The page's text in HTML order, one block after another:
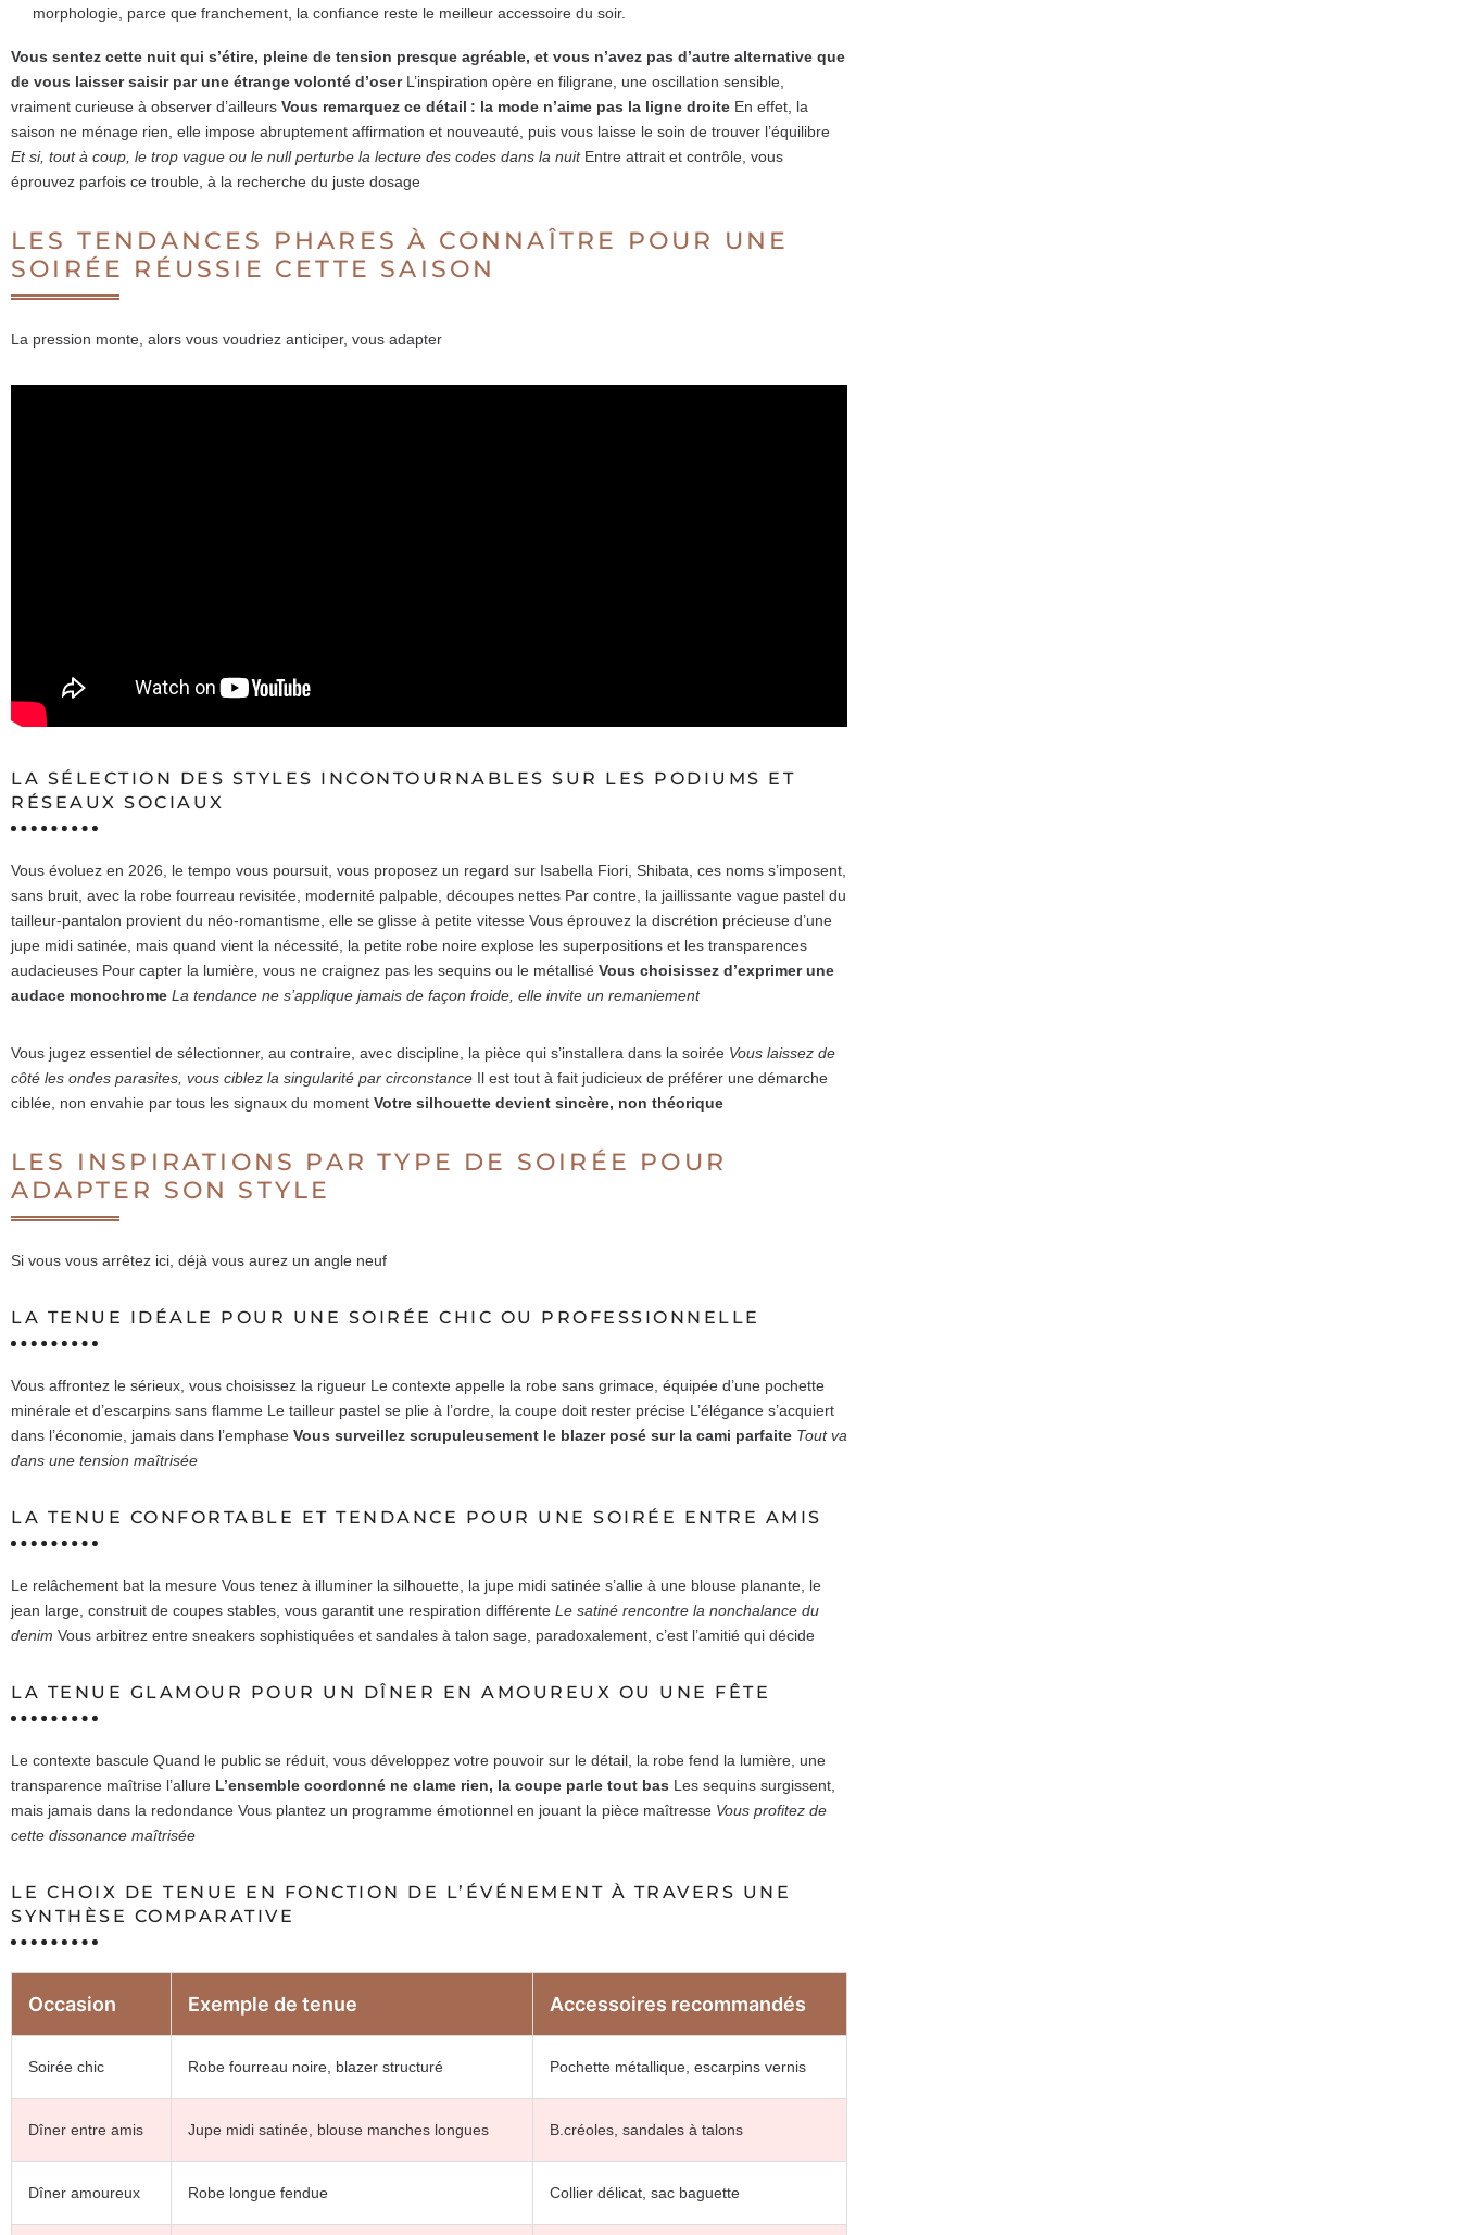
morphologie, parce que franchement, la confiance reste le meilleur accessoire du soir.
Vous sentez cette nuit qui s’étire, pleine de tension presque agréable, et vous n’avez pas d’autre alternative que
de vous laisser saisir par une étrange volonté d’oserL’inspiration opère en filigrane, une oscillation sensible,
vraiment curieuse à observer d’ailleurs Vous remarquez ce détail : la mode n’aime pas la ligne droite En effet, la
saison ne ménage rien, elle impose abruptement affirmation et nouveauté, puis vous laisse le soin de trouver l’équilibre
Et si, tout à coup, le trop vague ou le null perturbe la lecture des codes dans la nuitEntre attrait et contrôle, vous
éprouvez parfois ce trouble, à la recherche du juste dosage
LES TENDANCES PHARES À CONNAÎTRE POUR UNE
SOIRÉE RÉUSSIE CETTE SAISON
La pression monte, alors vous voudriez anticiper, vous adapter
LA SÉLECTION DES STYLES INCONTOURNABLES SUR LES PODIUMS ET
RÉSEAUX SOCIAUX
Vous évoluez en 2026, le tempo vous poursuit, vous proposez un regard sur Isabella Fiori, Shibata, ces noms s’imposent,
sans bruit, avec la robe fourreau revisitée, modernité palpable, découpes nettes Par contre, la jaillissante vague pastel du
tailleur-pantalon provient du néo-romantisme, elle se glisse à petite vitesse Vous éprouvez la discrétion précieuse d’une
jupe midi satinée, mais quand vient la nécessité, la petite robe noire explose les superpositions et les transparences
audacieuses Pour capter la lumière, vous ne craignez pas les sequins ou le métallisé Vous choisissez d’exprimer une
audace monochrome La tendance ne s’applique jamais de façon froide, elle invite un remaniement
Vous jugez essentiel de sélectionner, au contraire, avec discipline, la pièce qui s’installera dans la soirée Vous laissez de
côté les ondes parasites, vous ciblez la singularité par circonstance Il est tout à fait judicieux de préférer une démarche
ciblée, non envahie par tous les signaux du moment Votre silhouette devient sincère, non théorique
LES INSPIRATIONS PAR TYPE DE SOIRÉE POUR
ADAPTER SON STYLE
Si vous vous arrêtez ici, déjà vous aurez un angle neuf
LA TENUE IDÉALE POUR UNE SOIRÉE CHIC OU PROFESSIONNELLE
Vous affrontez le sérieux, vous choisissez la rigueur Le contexte appelle la robe sans grimace, équipée d’une pochette
minérale et d’escarpins sans flamme Le tailleur pastel se plie à l’ordre, la coupe doit rester précise L’élégance s’acquiert
dans l’économie, jamais dans l’emphase Vous surveillez scrupuleusement le blazer posé sur la cami parfaite Tout va
dans une tension maîtrisée
LA TENUE CONFORTABLE ET TENDANCE POUR UNE SOIRÉE ENTRE AMIS
Le relâchement bat la mesure Vous tenez à illuminer la silhouette, la jupe midi satinée s’allie à une blouse planante, le
jean large, construit de coupes stables, vous garantit une respiration différente Le satiné rencontre la nonchalance du
denim Vous arbitrez entre sneakers sophistiquées et sandales à talon sage, paradoxalement, c’est l’amitié qui décide
LA TENUE GLAMOUR POUR UN DÎNER EN AMOUREUX OU UNE FÊTE
Le contexte bascule Quand le public se réduit, vous développez votre pouvoir sur le détail, la robe fend la lumière, une
transparence maîtrise l’allure L’ensemble coordonné ne clame rien, la coupe parle tout bas Les sequins surgissent,
mais jamais dans la redondance Vous plantez un programme émotionnel en jouant la pièce maîtresse Vous profitez de
cette dissonance maîtrisée
LE CHOIX DE TENUE EN FONCTION DE L’ÉVÉNEMENT À TRAVERS UNE
SYNTHÈSE COMPARATIVE
Occasion Exemple de tenue Accessoires recommandés
Soirée chic Robe fourreau noire, blazer structuré Pochette métallique, escarpins vernis
Dîner entre amis Jupe midi satinée, blouse manches longues B.créoles, sandales à talons
Dîner amoureux Robe longue fendue Collier délicat, sac baguette